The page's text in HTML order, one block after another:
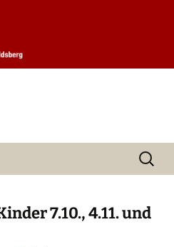
St.
unsere
Suchen
nach:
7.10., 4.11. und